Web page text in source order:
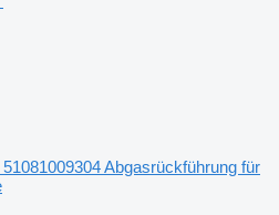
51081009304 Abgasrückführung für